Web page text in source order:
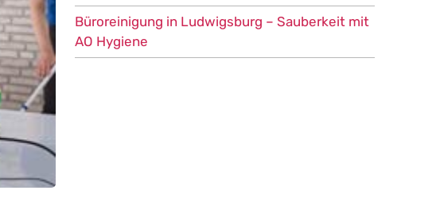
Büroreinigung in Ludwigsburg – Sauberkeit mit
AO Hygiene